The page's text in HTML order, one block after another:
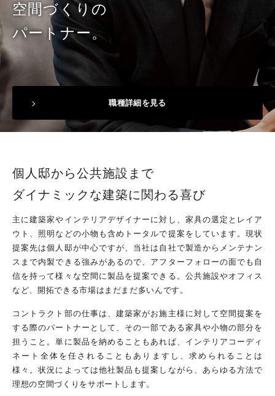
空間づくりの
パートナー。
職種詳細を見る
個人邸から公共施設まで
ダイナミックな建築に 関わる喜び
主に建築家やインテリアデザイナーに対し、家具の選定とレイア
ウト、照明などの小物も含めトータルで提案をしています。現状
提案先は個人邸が中心ですが、当社は自社で製造からメンテナン
スまで内製できる強みがあるので、アフターフォローの面でも自
信を持って様々な空間に製品を提案できる。公共施設やオフィス
など、開拓できる市場はまだまだ多いんです。
コントラクト部の仕事は、建築家がお施主様に対して空間提案を
する際のパートナーとして、その一部である家具や小物の部分を
担うこと。単に製品を納めることもあれば、インテリアコーディ
ネート全体を任されることもありますし、求められることは
様々。状況によっては他社製品も提案しながら、あらゆる方法で
理想の空間づくりをサポートします。